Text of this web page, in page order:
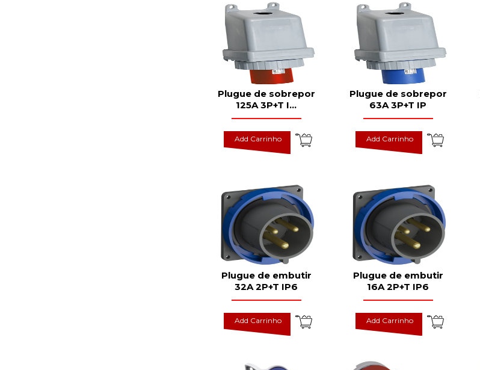
Plugue de sobrepor
125A 3P+T I...
Add Carrinho
Plugue de sobrepor
63A 3P+T IP
Add Carrinho
Plugue de embutir
32A 2P+T IP6
Add Carrinho
Plugue de embutir
16A 2P+T IP6
Add Carrinho